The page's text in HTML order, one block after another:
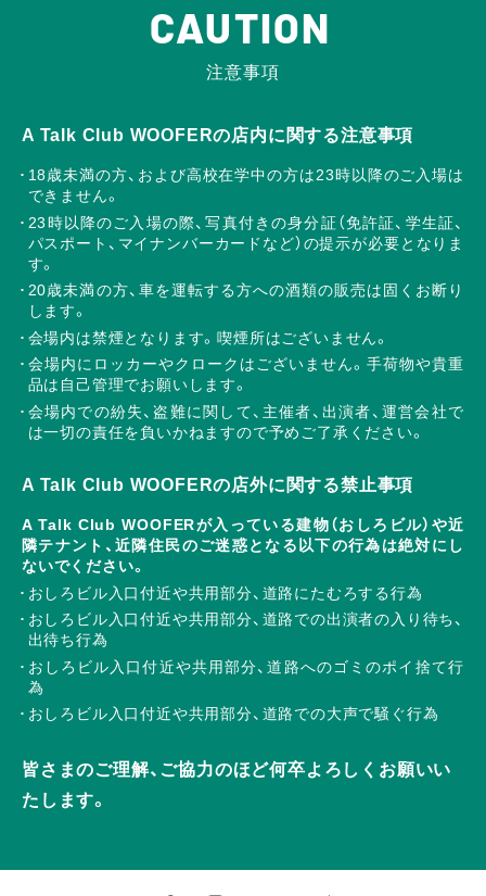
CAUTION
注意事項
A Talk Club WOOFERの店内に関する注意事項
18歳未満の方、および高校在学中の方は23時以降のご入場は
できません。
23時以降のご入場の際、写真付きの身分証（免許証、学生証、
パスポート、マイナンバーカードなど）の提示が必要となりま
す。
20歳未満の方、車を運転する方への酒類の販売は固くお断り
します。
会場内は禁煙となります。喫煙所はございません。
会場内にロッカーやクロークはございません。手荷物や貴重
品は自己管理でお願いします。
会場内での紛失、盗難に関して、主催者、出演者、運営会社で
は一切の責任を負いかねますので予めご了承ください。
A Talk Club WOOFERの店外に関する禁止事項
A Talk Club WOOFERが入っている建物（おしろビル）や近
隣テナント、近隣住民のご迷惑となる以下の行為は絶対にし
ないでください。
おしろビル入口付近や共用部分、道路にたむろする行為
おしろビル入口付近や共用部分、道路での出演者の入り待ち、
出待ち行為
おしろビル入口付近や共用部分、道路へのゴミのポイ捨て行
為
おしろビル入口付近や共用部分、道路での大声で騒ぐ行為
皆さまのご理解、ご協力のほど何卒よろしくお願いい
たします。